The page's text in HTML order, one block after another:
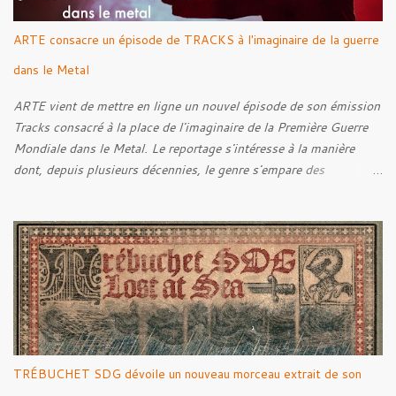
ARTE consacre un épisode de TRACKS à l'imaginaire de la guerre
dans le Metal
ARTE vient de mettre en ligne un nouvel épisode de son émission
Tracks consacré à la place de l'imaginaire de la Première Guerre
Mondiale dans le Metal. Le reportage s'intéresse à la manière
dont, depuis plusieurs décennies, le genre s'empare des
cette réflexion, Tracks est allé à la rencontre de Noise (
Kanonenfieber ) et de Dmytro Kumar ( 1914 ), qui reviennent sur
leur intérêt pour la Première Guerre mondiale. Le documentaire
donne également la parole au producteur Kristian "Kohle"
Kohlmannslehner, collaborateur de 1914 , ainsi qu'à l'historien
Ralf Raths, directeur du Musée allemand des blindés de Munster,
afin d'interroger plus largement la place des images de guerre
dans l'esthétique et l'imaginaire du Metal. Le reportage est à
TRÉBUCHET SDG dévoile un nouveau morceau extrait de son